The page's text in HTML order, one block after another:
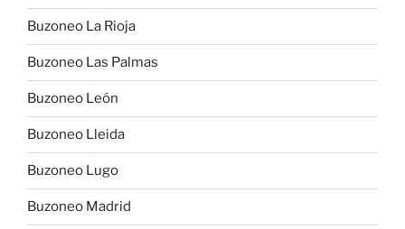
Buzoneo La Rioja
Buzoneo Las Palmas
Buzoneo León
Buzoneo Lleida
Buzoneo Lugo
Buzoneo Madrid